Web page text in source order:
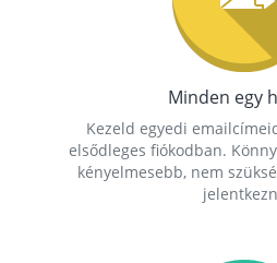
Minden egy
Kezeld egyedi
elsődleges fiókodban.
kényelmesebb, nem